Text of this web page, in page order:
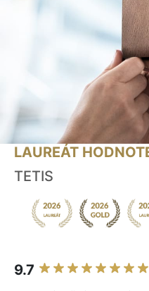
LAUREÁT
TETIS
9.7